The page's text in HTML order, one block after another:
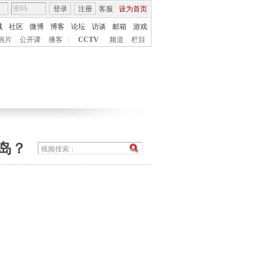
客服 设为首页
登录 注册
社区 微博 博客 论坛 访谈 邮箱
游戏
片
公开课 播客 CCTV 频道 栏目
？